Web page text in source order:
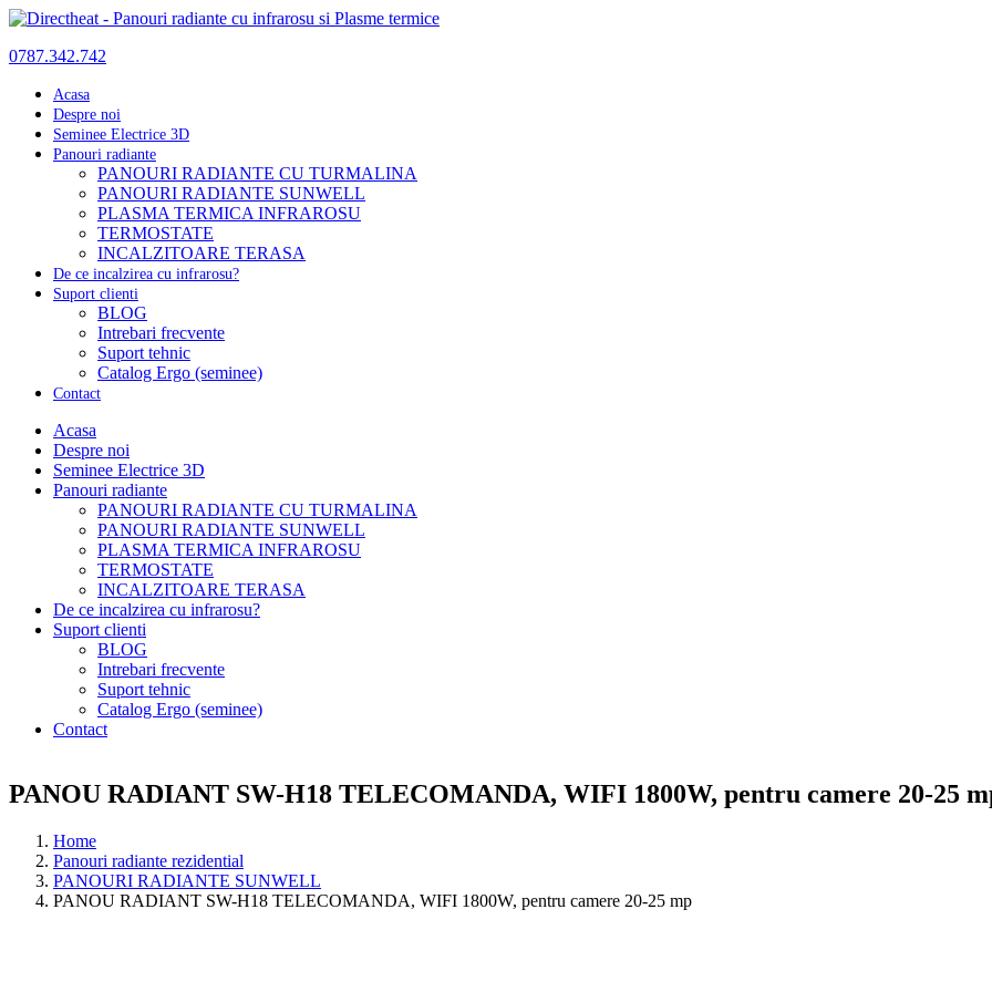
0787.342.742
Acasa
Despre noi
Seminee Electrice 3D
Panouri radiante
PANOURI RADIANTE CU TURMALINA
PANOURI RADIANTE SUNWELL
PLASMA TERMICA INFRAROSU
TERMOSTATE
INCALZITOARE TERASA
De ce incalzirea cu infrarosu?
Suport clienti
BLOG
Intrebari frecvente
Suport tehnic
Catalog Ergo (seminee)
Contact
Acasa
Despre noi
Seminee Electrice 3D
Panouri radiante
PANOURI RADIANTE CU TURMALINA
PANOURI RADIANTE SUNWELL
PLASMA TERMICA INFRAROSU
TERMOSTATE
INCALZITOARE TERASA
De ce incalzirea cu infrarosu?
Suport clienti
BLOG
Intrebari frecvente
Suport tehnic
Catalog Ergo (seminee)
Contact
PANOU RADIANT SW-H18 TELECOMANDA, WIFI 1800W, pentru camere 20-25
Home
Panouri radiante rezidential
PANOURI RADIANTE SUNWELL
PANOU RADIANT SW-H18 TELECOMANDA, WIFI 1800W, pentru camere 20-25 mp